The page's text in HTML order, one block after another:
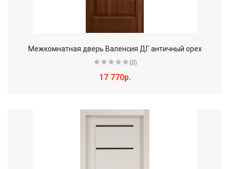
Межкомнатная дверь Валенсия ДГ античный орех
(0)
17 770р.